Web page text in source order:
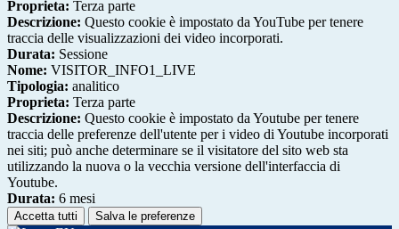
Proprieta: Terza parte
Descrizione: Questo cookie è impostato da YouTube per tenere
traccia delle visualizzazioni dei video incorporati.
Durata: Sessione
Nome: VISITOR_INFO1_LIVE
Tipologia: analitico
Proprieta: Terza parte
Descrizione: Questo cookie è impostato da Youtube per tenere
traccia delle preferenze dell'utente per i video di Youtube incorporati
nei siti; può anche determinare se il visitatore del sito web sta
utilizzando la nuova o la vecchia versione dell'interfaccia di
Youtube.
Durata: 6 mesi
Accetta tutti Salva le preferenze